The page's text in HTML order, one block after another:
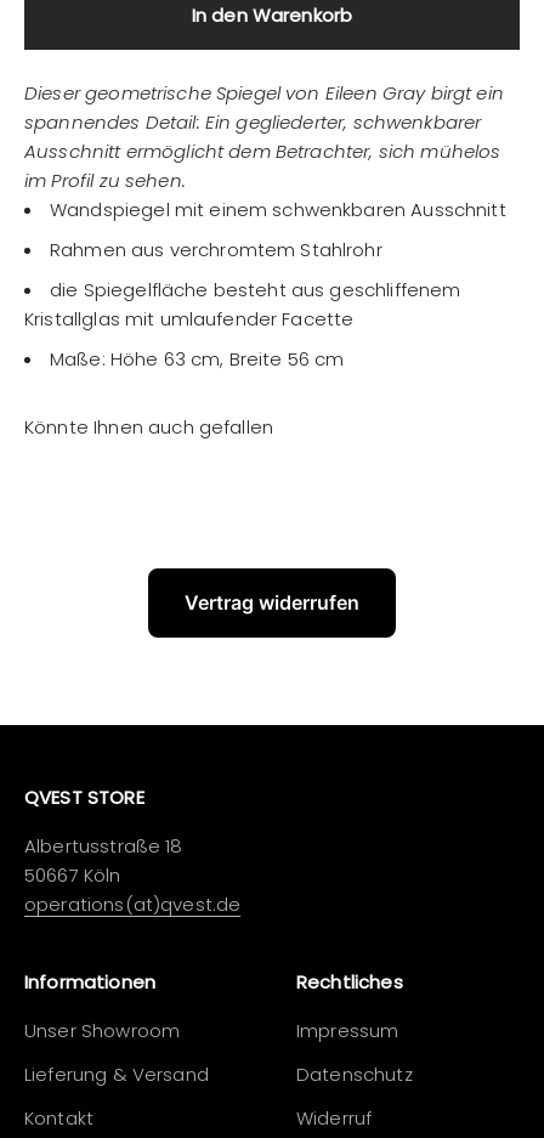
In den Warenkorb
Dieser geometrische Spiegel von Eileen Gray birgt ein
spannendes Detail: Ein gegliederter, schwenkbarer
Ausschnitt ermöglicht dem Betrachter, sich mühelos
im Profil zu sehen.
Wandspiegel mit einem schwenkbaren Ausschnitt
Rahmen aus verchromtem Stahlrohr
die Spiegelfläche besteht aus geschliffenem
Kristallglas mit umlaufender Facette
Maße: Höhe 63 cm, Breite 56 cm
Vertrag widerrufen
QVEST STORE
Albertusstraße 18
50667 Köln
operations(at)qvest.de
Informationen
Unser Showroom
Lieferung & Versand
Kontakt
Rechtliches
Impressum
Datenschutz
Widerruf